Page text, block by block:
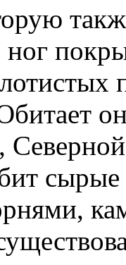
ног